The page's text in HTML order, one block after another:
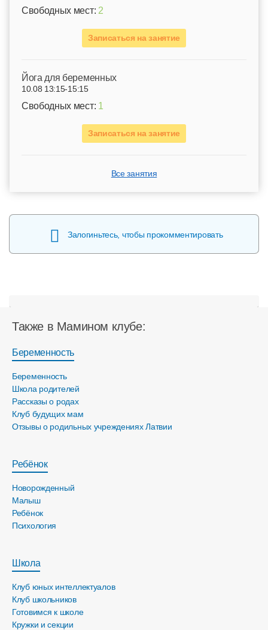
Свободных мест: 2
Записаться на занятие
Йога для беременных
10.08 13:15-15:15
Свободных мест: 1
Записаться на занятие
Все занятия
Залогиньтесь, чтобы прокомментировать
Также в Мамином клубе:
Беременность
Беременность
Школа родителей
Рассказы о родах
Клуб будущих мам
Отзывы о родильных учреждениях Латвии
Ребёнок
Новорожденный
Малыш
Ребёнок
Психология
Школа
Клуб юных интеллектуалов
Клуб школьников
Готовимся к школе
Кружки и секции